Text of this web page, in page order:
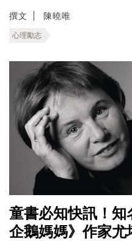
撰文 陳曉唯
心理勵志
童書必知快訊！知
企鵝媽媽》作家尤